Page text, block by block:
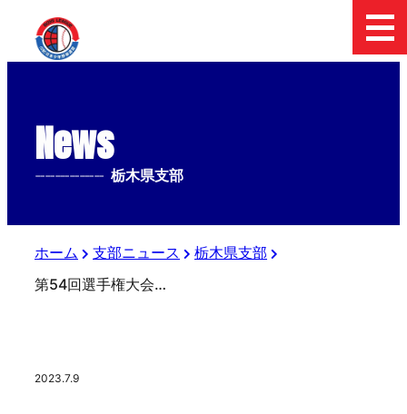
News
-------------- 栃木県支部
ホーム 支部ニュース
栃木県支部
第54回選手権大会栃木県支部予選優秀選手表彰式、世界大会、NOMOジャパン、鶴岡一人杯選出認定
2023.7.9